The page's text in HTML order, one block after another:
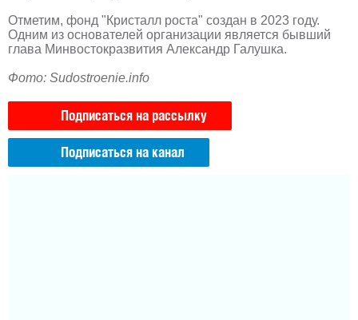
Отметим, фонд "Кристалл роста" создан в 2023 году.
Одним из основателей организации является бывший
глава Минвостокразвития Александр Галушка.
Фото: Sudostroenie.info
Подписаться на рассылку
Подписаться на канал